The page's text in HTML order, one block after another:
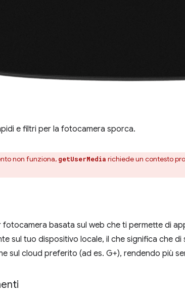
e filtri per la fotocamera sporca.
non funziona, getUserMedia richiede un contesto
basata sul web che ti permette di
sul tuo dispositivo locale, il che significa che
sul cloud preferito (ad es. G+), rendendo più